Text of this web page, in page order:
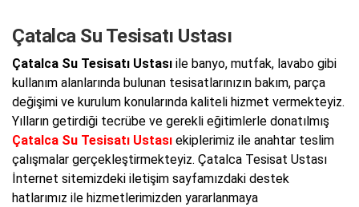
Çatalca Su Tesisatı Ustası
Çatalca Su Tesisatı Ustası ile banyo, mutfak, lavabo gibi
kullanım alanlarında bulunan tesisatlarınızın bakım, parça
değişimi ve kurulum konularında kaliteli hizmet vermekteyiz.
Yılların getirdiği tecrübe ve gerekli eğitimlerle donatılmış
Çatalca Su Tesisatı Ustası ekiplerimiz ile anahtar teslim
çalışmalar gerçekleştirmekteyiz. Çatalca Tesisat Ustası
İnternet sitemizdeki iletişim sayfamızdaki destek
hatlarımız ile hizmetlerimizden yararlanmaya